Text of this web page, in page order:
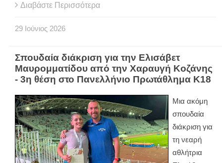
Διαβάστε Περισσότερα
29 Ιούνιος 2026
Σπουδαία διάκριση για την Ελισάβετ
Μαυρομματίδου από την Χαραυγή Κοζάνης
- 3η θέση στο Πανελλήνιο Πρωτάθλημα Κ18
Μια ακόμη
σπουδαία
διάκριση για
τη νεαρή
αθλήτρια